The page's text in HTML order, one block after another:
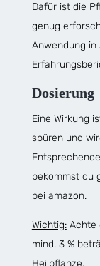
Dafür ist die
genug
Anwendung in
Dosierung
Eine Wirkung
spüren und
bekommst du
bei amazon.
Wichtig:Achte
mind. 3 %